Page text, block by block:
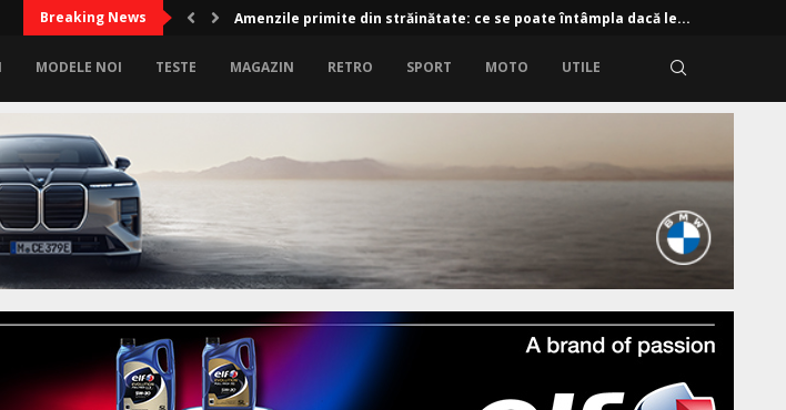
Breaking News Audi A2 e-tron: 190 CP și baterie de 61 kWh
MODELE NOI TESTE MAGAZIN RETRO SPORT MOTO UTILE